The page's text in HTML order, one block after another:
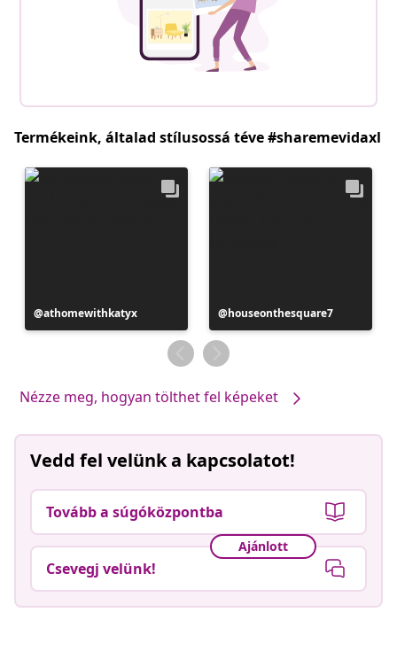
Termékeink, általad stílusossá téve #sharemevidaxl
Bejegyzés
közzétevője
athomewithkatyx
Bejegyzés
közzétevője
houseonthesquare7
Nézze meg, hogyan tölthet fel képeket
Vedd fel velünk a kapcsolatot!
Tovább a súgóközpontba
Ajánlott
Csevegj velünk!